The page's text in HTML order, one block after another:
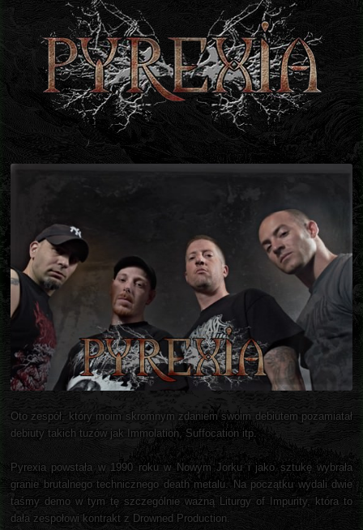
Oto zespół, który moim skromnym zdaniem swoim debiutem pozamiatał
debiuty takich tuzów jak Immolation, Suffocation itp.
Pyrexia powstała w 1990 roku w Nowym Jorku i jako sztukę wybrała
granie brutalnego technicznego death metalu. Na początku wydali dwie
taśmy demo w tym tę szczególnie ważną Liturgy of Impurity, która to
dała zespołowi kontrakt z Drowned Production.